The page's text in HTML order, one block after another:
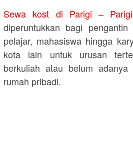
Sewa kost di Parigi –
diperuntukkan bagi
pelajar, mahasiswa hingga
kota lain untuk urusan
berkuliah atau belum
rumah pribadi.